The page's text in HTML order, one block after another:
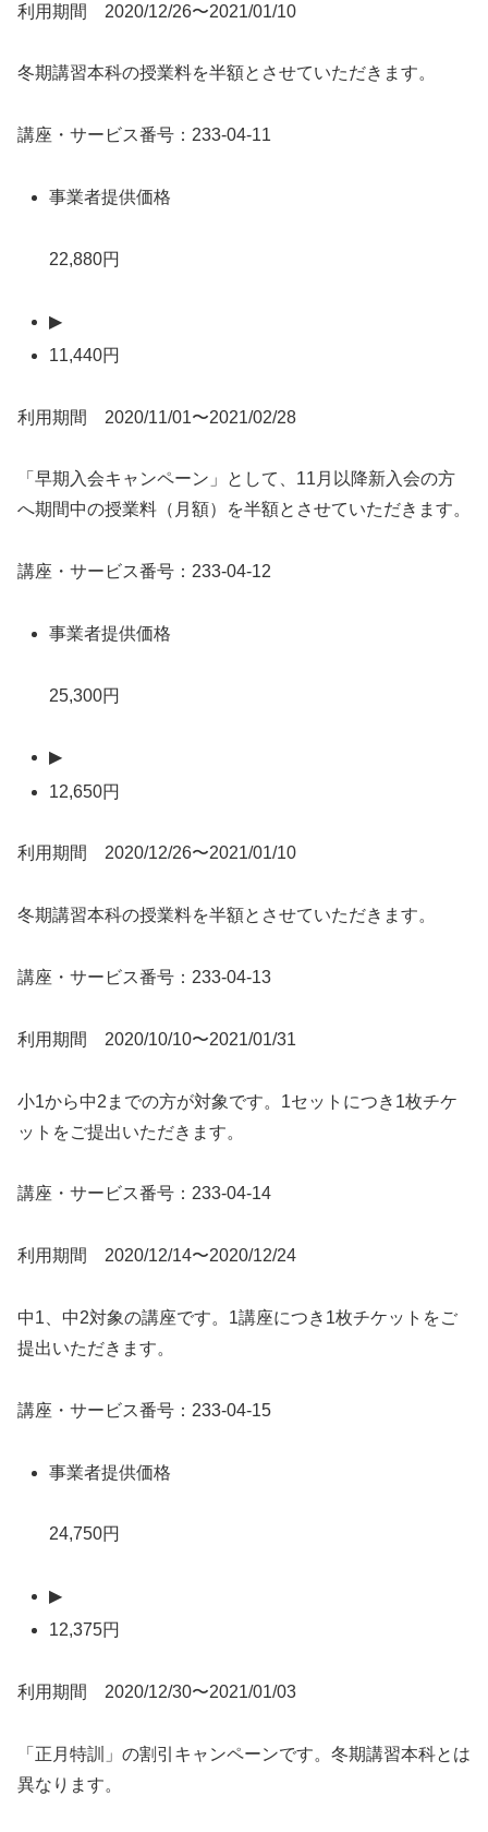
利用期間 2020/12/26〜2021/01/10
冬期講習本科の授業料を半額とさせていただきます。
講座・サービス番号：233-04-11
事業者提供価格
22,880円
▶
11,440円
利用期間 2020/11/01〜2021/02/28
「早期入会キャンペーン」として、11月以降新入会の方
へ期間中の授業料（月額）を半額とさせていただきます。
講座・サービス番号：233-04-12
事業者提供価格
25,300円
▶
12,650円
利用期間 2020/12/26〜2021/01/10
冬期講習本科の授業料を半額とさせていただきます。
講座・サービス番号：233-04-13
利用期間 2020/10/10〜2021/01/31
小1から中2までの方が対象です。1セットにつき1枚チケ
ットをご提出いただきます。
講座・サービス番号：233-04-14
利用期間 2020/12/14〜2020/12/24
中1、中2対象の講座です。1講座につき1枚チケットをご
提出いただきます。
講座・サービス番号：233-04-15
事業者提供価格
24,750円
▶
12,375円
利用期間 2020/12/30〜2021/01/03
「正月特訓」の割引キャンペーンです。冬期講習本科とは
異なります。